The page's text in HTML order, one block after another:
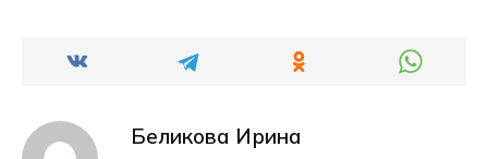
Беликова Ирина